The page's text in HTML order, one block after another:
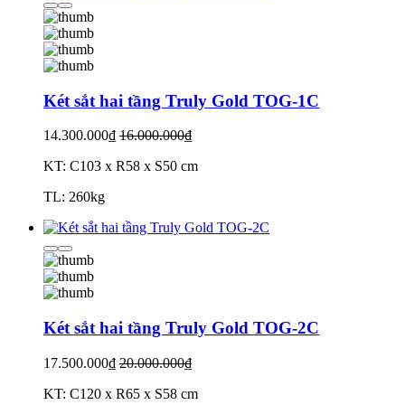
Két sắt hai tầng Truly Gold TOG-1C
14.300.000₫ 16.000.000₫
KT: C103 x R58 x S50 cm
TL: 260kg
Két sắt hai tầng Truly Gold TOG-2C
17.500.000₫ 20.000.000₫
KT: C120 x R65 x S58 cm